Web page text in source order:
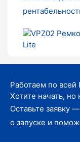
Работаем по всей
Хотите начать, но
Оставьте заявку
о запуске и